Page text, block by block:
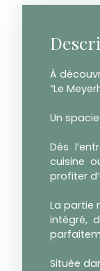
À
“Le
Un
Dès
cuisine
profiter
La partie
intégré,
Située